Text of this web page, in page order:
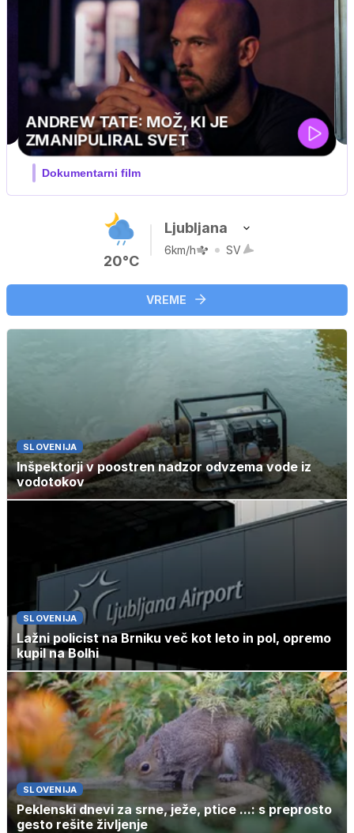
MOJ PRIJATELJ PINGVIN
Film meseca / družinski, pustolovski
20°C
Ljubljana
6km/h SV
VREME
SLOVENIJA
Inšpektorji v poostren nadzor odvzema vode iz
vodotokov
SLOVENIJA
Lažni policist na Brniku več kot leto in pol, opremo
kupil na Bolhi
SLOVENIJA
Peklenski dnevi za srne, ježe, ptice ...: s preprosto
gesto rešite življenje